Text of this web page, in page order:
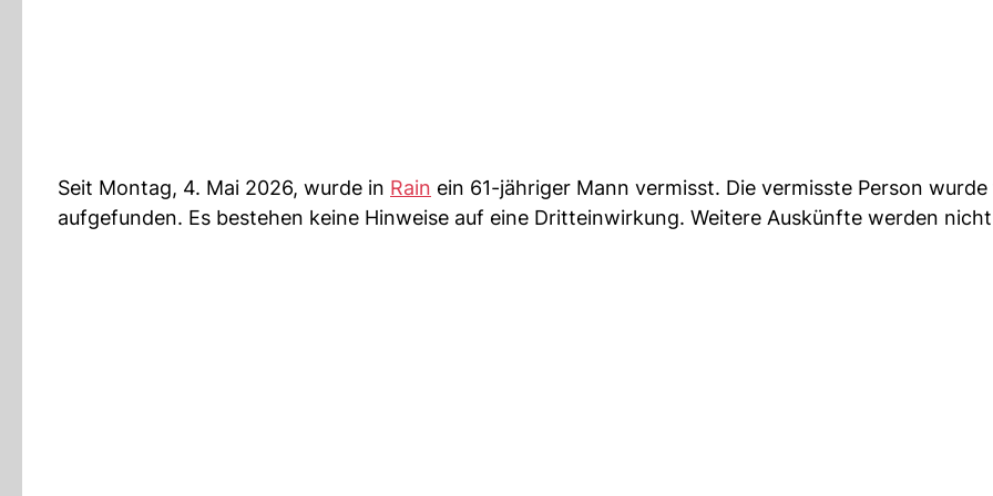
Seit Montag, 4. Mai 2026, wurde in Rain ein 61-jähriger Mann vermisst. Die vermisste Person
aufgefunden. Es bestehen keine Hinweise auf eine Dritteinwirkung. Weitere Auskünfte werden